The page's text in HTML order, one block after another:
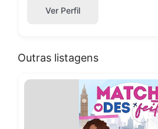
Ver Perfil
Outras listagens